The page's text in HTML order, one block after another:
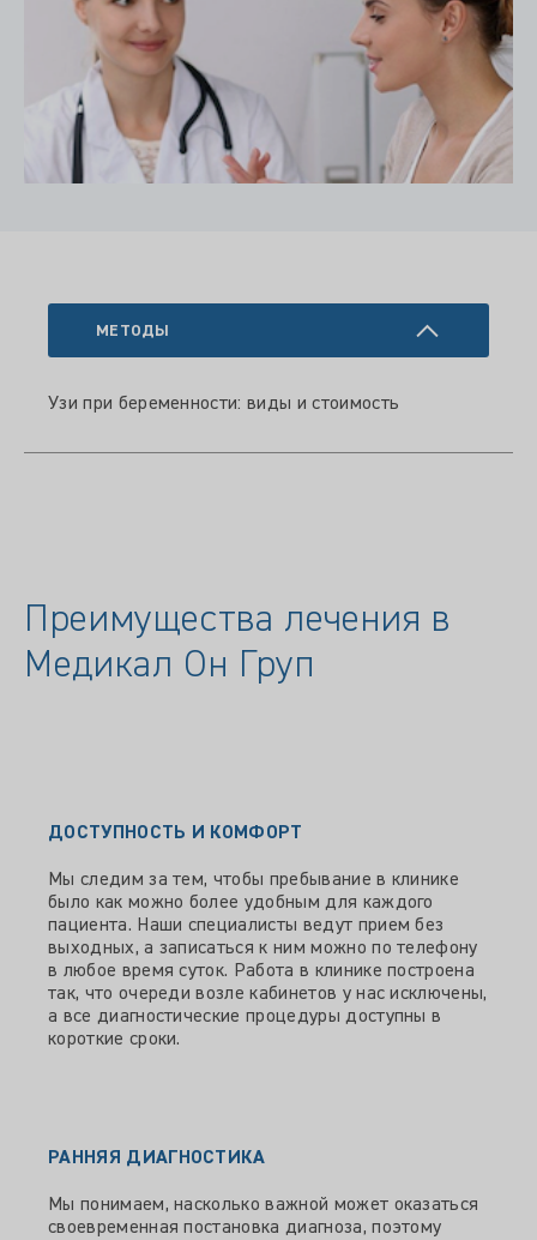
МЕТОДЫ
Узи при беременности: виды и стоимость
Преимущества лечения в
Медикал Он Груп
ДОСТУПНОСТЬ И КОМФОРТ
Мы следим за тем, чтобы пребывание в клинике
было как можно более удобным для каждого
пациента. Наши специалисты ведут прием без
выходных, а записаться к ним можно по телефону
в любое время суток. Работа в клинике построена
так, что очереди возле кабинетов у нас исключены,
а все диагностические процедуры доступны в
короткие сроки.
РАННЯЯ ДИАГНОСТИКА
Мы понимаем, насколько важной может оказаться
своевременная постановка диагноза, поэтому